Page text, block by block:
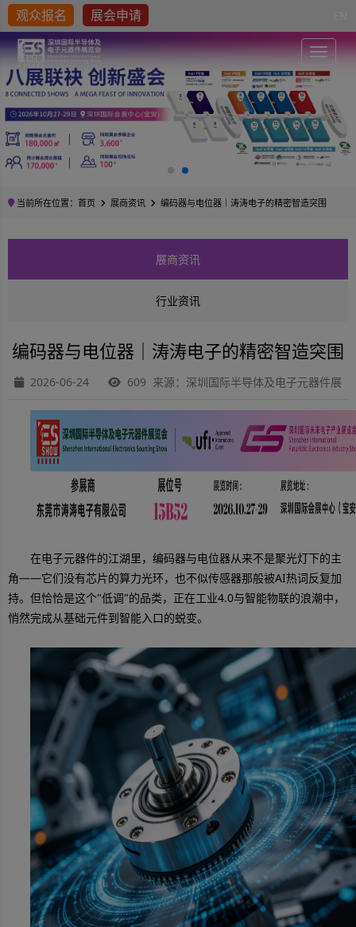
观众报名 展会申请
当前所在位置： 首页 展商资讯 编码器与电位器｜涛涛电子的精密智造突围
展商资讯
行业资讯
编码器与电位器｜涛涛电子的精密智造突围
2026-06-24 609 来源：深圳国际半导体及电子元器件展
在电子元器件的江湖里，编码器与电位器从来不是聚光灯下的主
角——它们没有芯片的算力光环，也不似传感器那般被AI热词反复加
持。但恰恰是这个"低调"的品类，正在工业4.0与智能物联的浪潮中，
悄然完成从基础元件到智能入口的蜕变。